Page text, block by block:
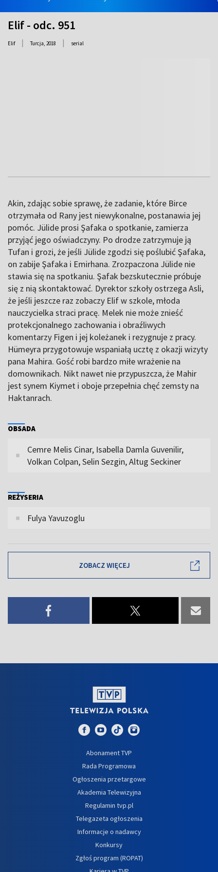
Elif - odc. 951
Elif | Turcja, 2018 | serial
Akin, zdając sobie sprawę, że zadanie, które Birce
otrzymała od Rany jest niewykonalne, postanawia jej
pomóc. Jülide prosi Şafaka o spotkanie, zamierza
przyjąć jego oświadczyny. Po drodze zatrzymuje ją
Tufan i grozi, że jeśli Jülide zgodzi się poślubić Şafaka,
on zabije Şafaka i Emirhana. Zrozpaczona Jülide nie
stawia się na spotkaniu. Şafak bezskutecznie próbuje
się z nią skontaktować. Dyrektor szkoły ostrzega Asli,
że jeśli jeszcze raz zobaczy Elif w szkole, młoda
nauczycielka straci pracę. Melek nie może znieść
protekcjonalnego zachowania i obraźliwych
komentarzy Figen i jej koleżanek i rezygnuje z pracy.
Hümeyra przygotowuje wspaniałą ucztę z okazji wizyty
pana Mahira. Gość robi bardzo miłe wrażenie na
domownikach. Nikt nawet nie przypuszcza, że Mahir
jest synem Kiymet i oboje przepełnia chęć zemsty na
Haktanrach.
OBSADA
Cemre Melis Cinar, Isabella Damla Guvenilir,
Volkan Colpan, Selin Sezgin, Altug Seckiner
REŻYSERIA
Fulya Yavuzoglu
ZOBACZ WIĘCEJ
Abonament TVP
Rada Programowa
Ogłoszenia przetargowe
Akademia Telewizyjna
Regulamin tvp.pl
Telegazeta ogłoszenia
Informacje o nadawcy
Konkursy
Zgłoś program (ROPAT)